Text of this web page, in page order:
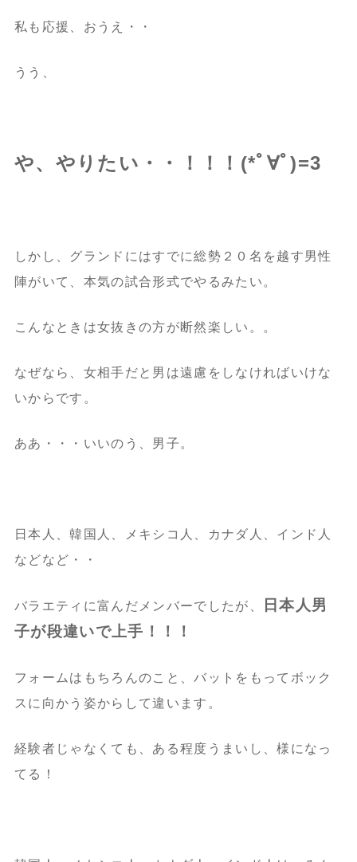
私も応援、おうえ・・
うう、
や、やりたい・・！！！(*ﾟ∀ﾟ)=3
しかし、グランドにはすでに総勢２０名を越す男性
陣がいて、本気の試合形式でやるみたい。
こんなときは女抜きの方が断然楽しい。。
なぜなら、女相手だと男は遠慮をしなければいけな
いからです。
ああ・・・いいのう、男子。
日本人、韓国人、メキシコ人、カナダ人、インド人
などなど・・
バラエティに富んだメンバーでしたが、
日本人男
子が段違いで上手！！！
フォームはもちろんのこと、バットをもってボック
スに向かう姿からして違います。
経験者じゃなくても、ある程度うまいし、様になっ
てる！